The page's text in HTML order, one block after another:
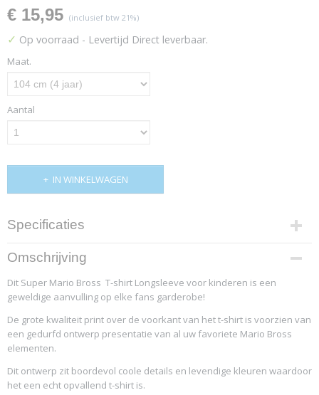
€ 15,95 (inclusief btw 21%)
✓ Op voorraad - Levertijd Direct leverbaar.
Maat.
Aantal
IN WINKELWAGEN
Specificaties
Productcode
4666-11959
Omschrijving
Dit Super Mario Bross T-shirt Longsleeve voor kinderen is een
geweldige aanvulling op elke fans garderobe!
De grote kwaliteit print over de voorkant van het t-shirt is voorzien van
een gedurfd ontwerp presentatie van al uw favoriete Mario Bross
elementen.
Dit ontwerp zit boordevol coole details en levendige kleuren waardoor
het een echt opvallend t-shirt is.